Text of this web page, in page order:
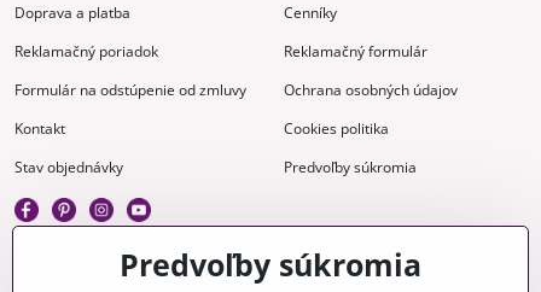
Doprava a platba
Cenníky
Reklamačný poriadok
Reklamačný formulár
Formulár na odstúpenie od zmluvy
Ochrana osobných údajov
Kontakt
Cookies politika
Stav objednávky
Predvoľby súkromia
Predvoľby súkromia